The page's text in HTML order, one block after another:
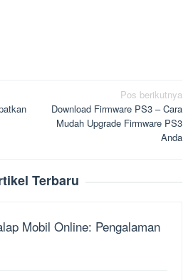
Pos berikutnya
Download Firmware PS3 – Cara
Mudah Upgrade Firmware PS3
Anda
Terbaru
Mobil Online: Pengalaman